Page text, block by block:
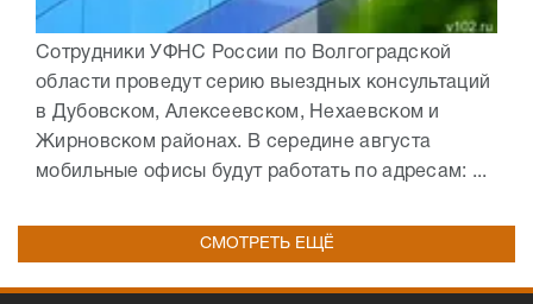
Сотрудники УФНС России по Волгоградской
области проведут серию выездных консультаций
в Дубовском, Алексеевском, Нехаевском и
Жирновском районах. В середине августа
мобильные офисы будут работать по адресам: ...
СМОТРЕТЬ ЕЩЁ